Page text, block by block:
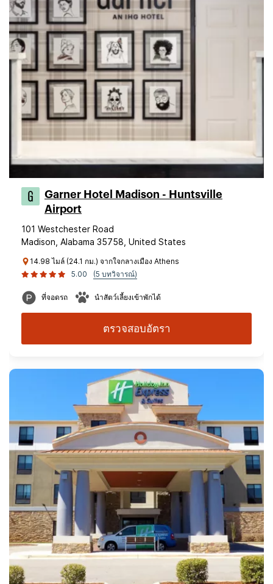
Garner Hotel Madison - Huntsville
Airport
101 Westchester Road
Madison, Alabama 35758, United States
14.98 ไมล์ (24.1 กม.) จากใจกลางเมือง Athens
5.00
(5 บทวิจารณ์)
ที่จอดรถ นำสัตว์เลี้ยงเข้าพักได้
ตรวจสอบอัตรา